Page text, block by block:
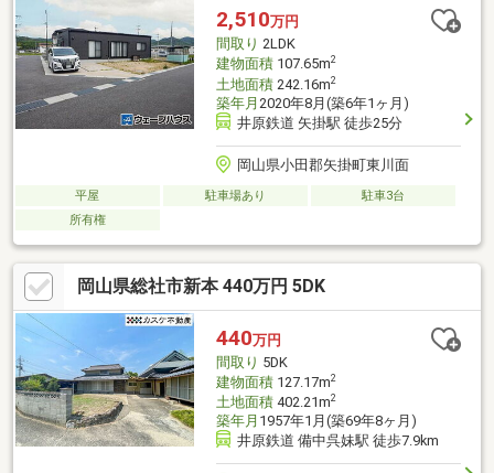
て、触れて、この家の持ち味をご体感ください】
2,510万円
間取り 2LDK
建物面積107.65m2
土地面積242.16m2
築年月 2020年8月(築6年1ヶ月)
井原鉄道 矢掛駅 徒歩25分
岡山県小田郡矢掛町東川面
平屋 駐車場あり
駐車3台
所有権
岡山県総社市新本 440万円 5DK
440万円
間取り 5DK
建物面積127.17m2
土地面積402.21m2
築年月 1957年1月(築69年8ヶ月)
井原鉄道 備中呉妹駅 徒歩7.9km